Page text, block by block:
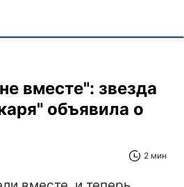
вместе": звезда
объявила о
2 мин